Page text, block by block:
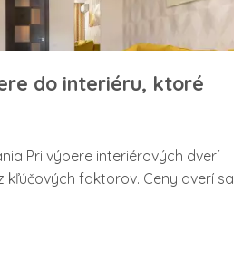
do interiéru, ktoré
Pri výbere interiérových dverí
kľúčových faktorov. Ceny dverí sa